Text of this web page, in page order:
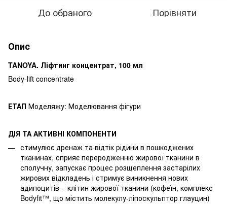
До обраного Порівняти
Опис
TANOYA. Ліфтинг концентрат, 100 мл
Body-lift concentrate
ЕТАП Моделяжу: Моделювання фігури
ДІЯ ТА АКТИВНІ КОМПОНЕНТИ
стимулює дренаж та відтік рідини в пошкоджених
тканинах, сприяє переродженню жирової тканини в
сполучну, запускає процес розщеплення застарілих
жирових відкладень і стримує виникнення нових
адипоцитів – клітин жирової тканини (кофеїн, комплекс
Bodyfit™, що містить молекулу-ліпоскульптор глауцин)